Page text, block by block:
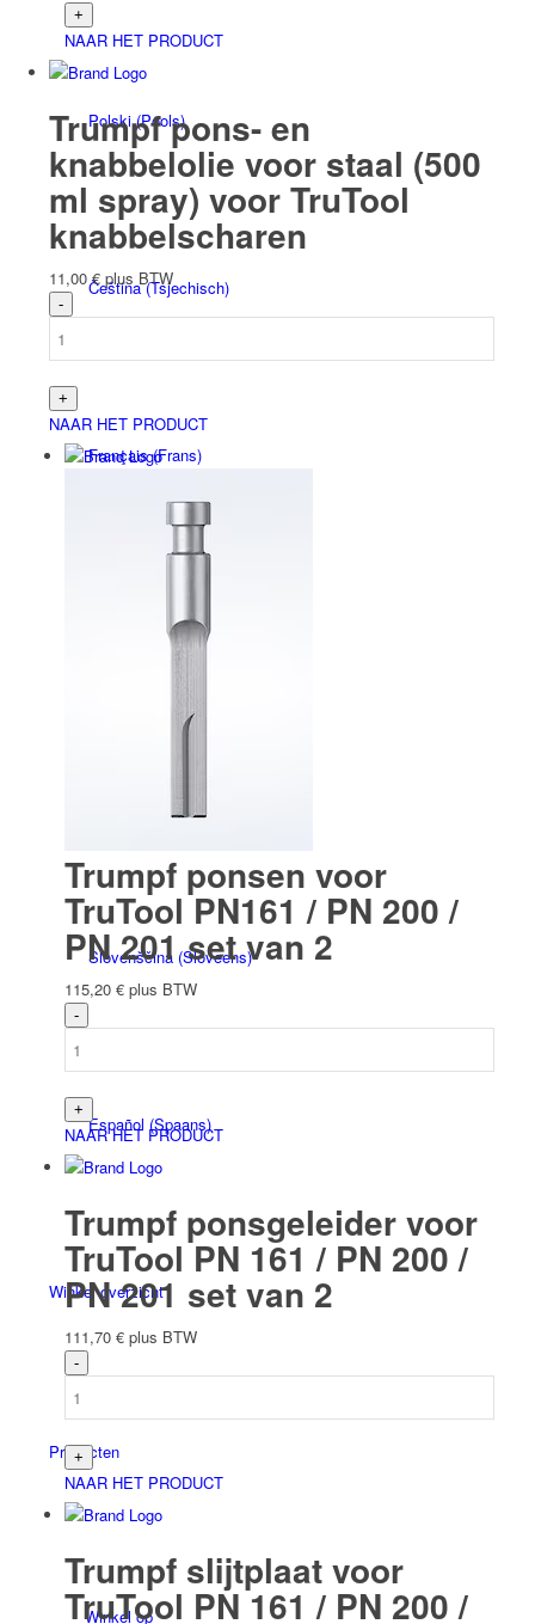
Polski(Pools)
Čeština(Tsjechisch)
Français(Frans)
Italiaans
Slovenščina (Sloveens)
Español (Spaans)
Winkel overzicht
Producten
Winkel op
NAAR HET PRODUCT
Trumpf pons- en
knabbelolie voor staal (500
ml spray) voor TruTool
knabbelscharen
11,00€ plus BTW
NAAR HET PRODUCT
Trumpf ponsen voor
TruTool PN161 / PN 200 /
PN 201 set van 2
115,20 € plus BTW
NAAR HET PRODUCT
Trumpf ponsgeleider voor
TruTool PN 161 / PN 200 /
PN 201 set van 2
111,70 € plus BTW
NAAR HET PRODUCT
Trumpf slijtplaat voor
TruTool PN 161 / PN 200 /